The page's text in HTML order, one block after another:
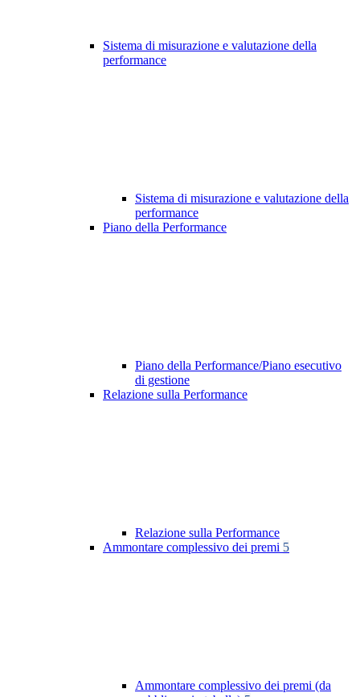
Sistema di misurazione e valutazione della
performance
Sistema di misurazione e valutazione della
performance
Piano della Performance
Piano della Performance/Piano esecutivo
di gestione
Relazione sulla Performance
Relazione sulla Performance
Ammontare complessivo dei premi 5
Ammontare complessivo dei premi (da